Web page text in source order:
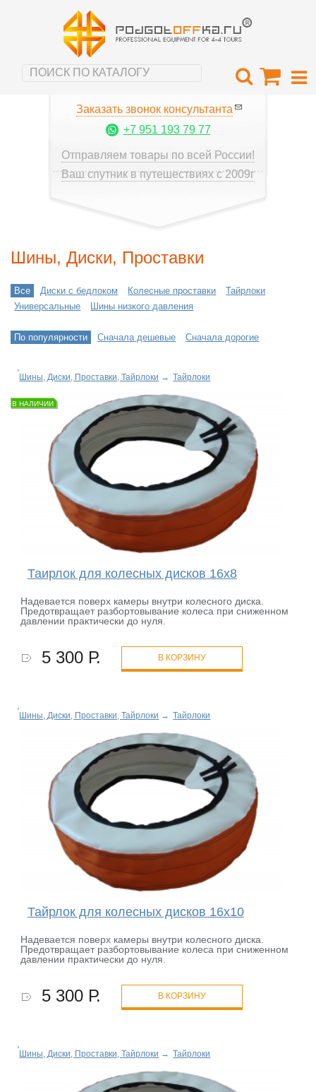
Заказать звонок консультанта
+7 951 193 79 77
Отправляем товары по всей России!
Ваш спутник в путешествиях с 2009г
Шины, Диски, Проставки
Все Диски с бедлоком Колесные проставки
Тайрлоки
Универсальные
Шины низкого давления
По популярности Сначала дешевые Сначала дорогие
Шины, Диски, Проставки, Тайрлоки → Тайрлоки
В НАЛИЧИИ
Таирлок для колесных дисков 16х8
Надевается поверх камеры внутри колесного диска.
Предотвращает разбортовывание колеса при сниженном
давлении практически до нуля.
5 300 Р. В КОРЗИНУ
Шины, Диски, Проставки, Тайрлоки → Тайрлоки
Тайрлок для колесных дисков 16х10
Надевается поверх камеры внутри колесного диска.
Предотвращает разбортовывание колеса при сниженном
давлении практически до нуля.
5 300 Р. В КОРЗИНУ
Шины, Диски, Проставки, Тайрлоки → Тайрлоки